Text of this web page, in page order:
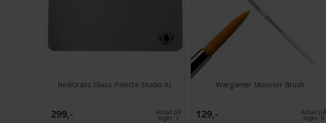
RedGrass Glass Palette Studio XL
299,- Antall på
lager:3
Wargamer Monster Brush
129,- Antall på
lager:9